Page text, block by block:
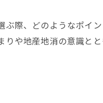
際、どのようなポイ
や地産地消の意識と